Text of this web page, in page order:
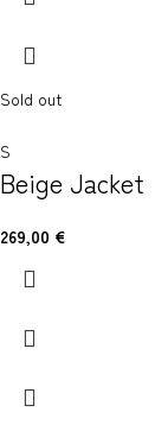
Sold out
S
Beige Jacket
269,00 €